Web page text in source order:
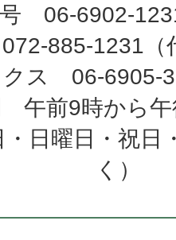
06-6902-
072-885-1231（
クス 06-6905-
午前9時から午
・日曜日・祝日
く）